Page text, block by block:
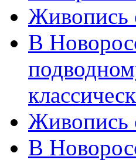
Живопись
В
Живопись
В